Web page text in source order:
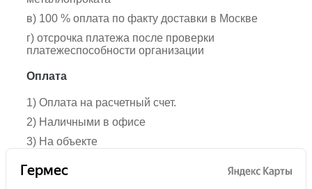
в) 100 % оплата по факту доставки в Москве
г) отсрочка платежа после проверки
платежеспособности организации
Оплата
1) Оплата на расчетный счет.
2) Наличными в офисе
3) На объекте